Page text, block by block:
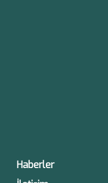
Haberler